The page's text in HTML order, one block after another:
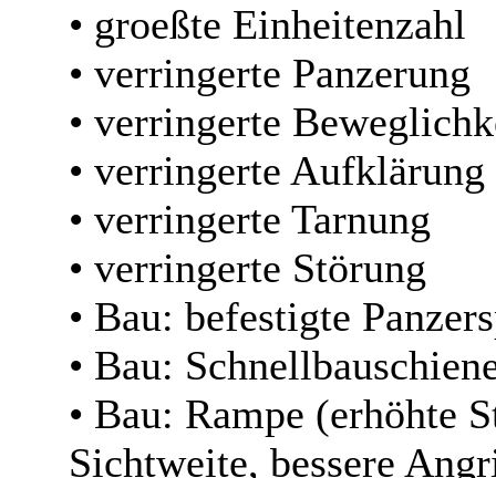
• groeßte Einheitenzahl
• verringerte Panzerung
• verringerte
• verringerte Aufklärung
• verringerte Tarnung
• verringerte Störung
• Bau: befestigte
• Bau:
• Bau: Rampe (erhöhte
Sichtweite, bessere